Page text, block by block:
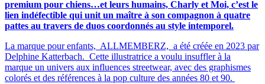
premium pour chiens…et leurs humains, Charly et Moi, c’est le
lien indéfectible qui unit un maître à son compagnon à quatre
pattes au travers de duos coordonnés au style intemporel.
La marque pour enfants, ALLMEMBERZ, a été créée en 2023 par
Delphine Katterbach. Cette illustratrice a voulu insuffler à la
marque un univers aux influences streetwear, avec des graphismes
colorés et des références à la pop culture des années 80 et 90.